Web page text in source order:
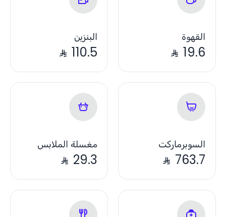
القهوة
19.6
البنزين
110.5
السوبرماركت
763.7
مغسلة الملابس
29.3